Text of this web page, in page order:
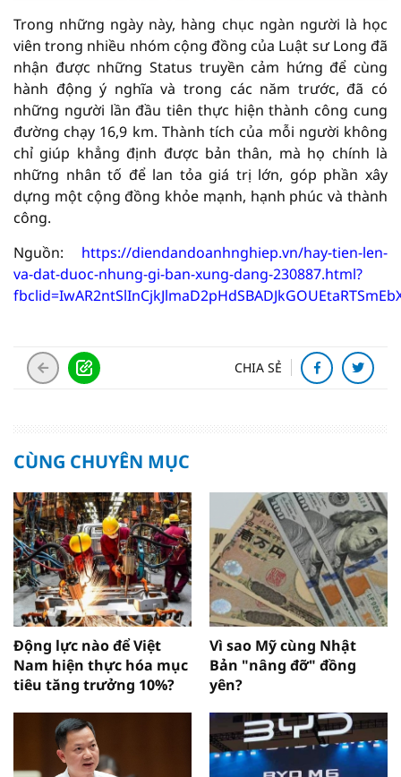
Trong những ngày này, hàng chục ngàn người là học
viên trong nhiều nhóm cộng đồng của Luật sư Long đã
nhận được những Status truyền cảm hứng để cùng
hành động ý nghĩa và trong các năm trước, đã có
những người lần đầu tiên thực hiện thành công cung
đường chạy 16,9 km. Thành tích của mỗi người không
chỉ giúp khẳng định được bản thân, mà họ chính là
những nhân tố để lan tỏa giá trị lớn, góp phần xây
dựng một cộng đồng khỏe mạnh, hạnh phúc và thành
công.
Nguồn: https://diendandoanhnghiep.vn/hay-tien-len-
va-dat-duoc-nhung-gi-ban-xung-dang-230887.html?
CHIA SẺ
CÙNG CHUYÊN MỤC
Động lực nào để Việt
Nam hiện thực hóa mục
tiêu tăng trưởng 10%?
Vì sao Mỹ cùng Nhật
Bản "nâng đỡ" đồng
yên?